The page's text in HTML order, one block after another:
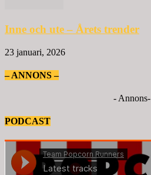
Inne och ute – Årets trender
23 januari, 2026
– ANNONS –
- Annons-
PODCAST